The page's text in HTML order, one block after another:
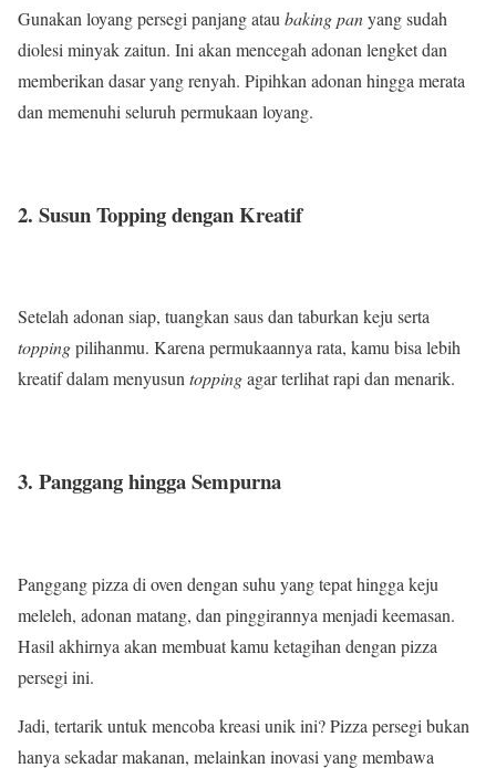
Gunakan loyang persegi panjang atau baking panyang sudah
diolesi minyak zaitun. Ini akan mencegah adonan lengket dan
memberikan dasar yang renyah. Pipihkan adonan hingga merata
dan memenuhi seluruh permukaan loyang.
2. Susun Topping dengan Kreatif
Setelah adonan siap, tuangkan saus dan taburkan keju serta
toppingpilihanmu. Karena permukaannya rata, kamu bisa lebih
kreatif dalam menyusuntoppingagar terlihat rapi dan menarik.
3. Panggang hingga Sempurna
Panggang pizza di oven dengan suhu yang tepat hingga keju
meleleh, adonan matang, dan pinggirannya menjadi keemasan.
Hasil akhirnya akan membuat kamu ketagihan dengan pizza
persegi ini.
Jadi, tertarik untuk mencoba kreasi unik ini? Pizza persegi bukan
hanya sekadar makanan, melainkan inovasi yang membawa